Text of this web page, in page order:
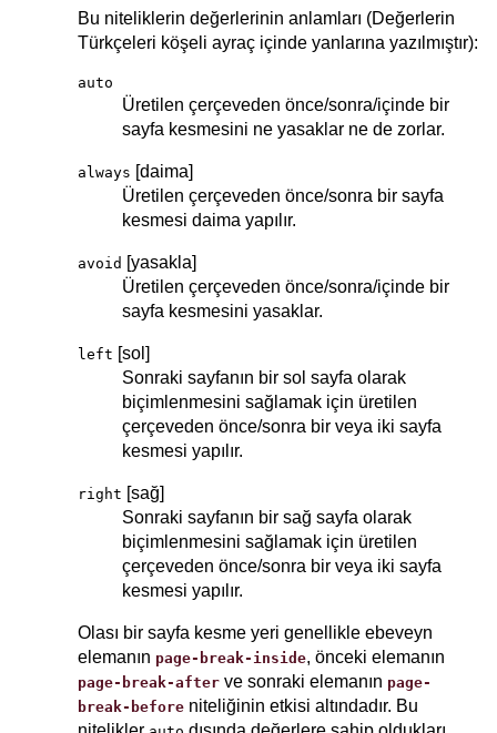
Bu niteliklerin değerlerinin anlamları (Değerlerin
Türkçeleri köşeli ayraç içinde yanlarına yazılmıştır):
auto
Üretilen çerçeveden önce/sonra/içinde bir
sayfa kesmesini ne yasaklar ne de zorlar.
always [daima]
Üretilen çerçeveden önce/sonra bir sayfa
kesmesi daima yapılır.
avoid [yasakla]
Üretilen çerçeveden önce/sonra/içinde bir
sayfa kesmesini yasaklar.
left [sol]
Sonraki sayfanın bir sol sayfa olarak
biçimlenmesini sağlamak için üretilen
çerçeveden önce/sonra bir veya iki sayfa
kesmesi yapılır.
right [sağ]
Sonraki sayfanın bir sağ sayfa olarak
biçimlenmesini sağlamak için üretilen
çerçeveden önce/sonra bir veya iki sayfa
kesmesi yapılır.
Olası bir sayfa kesme yeri genellikle ebeveyn
elemanın page-break-inside, önceki elemanın
page-break-after ve sonraki elemanın page-
break-before niteliğinin etkisi altındadır. Bu